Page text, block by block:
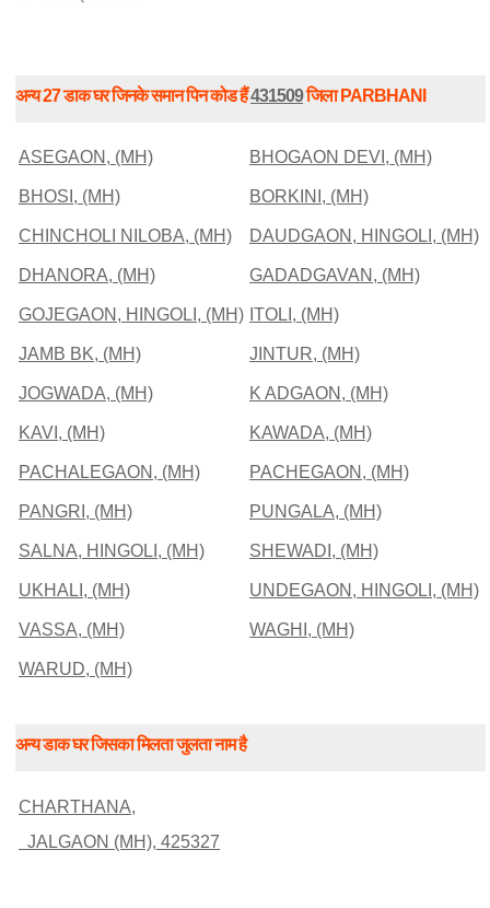
अन्य 27 डाक घर जिनके समान पिन कोड हैं431509जिला PARBHANI
ASEGAON, (MH) BHOGAON DEVI, (MH)
BHOSI, (MH) BORKINI, (MH)
CHINCHOLI NILOBA, (MH) DAUDGAON, HINGOLI, (MH)
DHANORA, (MH) GADADGAVAN, (MH)
GOJEGAON, HINGOLI, (MH) ITOLI, (MH)
JAMB BK, (MH) JINTUR, (MH)
JOGWADA, (MH) K ADGAON, (MH)
KAVI, (MH) KAWADA, (MH)
PACHALEGAON, (MH) PACHEGAON, (MH)
PANGRI, (MH) PUNGALA, (MH)
SALNA, HINGOLI, (MH) SHEWADI, (MH)
UKHALI, (MH) UNDEGAON, HINGOLI, (MH)
VASSA, (MH) WAGHI, (MH)
WARUD, (MH)
अन्य डाक घर जिसका मिलता जुलता नाम है
CHARTHANA,
JALGAON (MH), 425327